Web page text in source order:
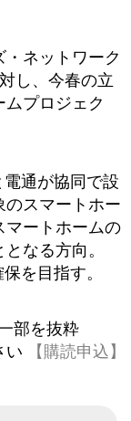
ネットワーク
し、今春の立
プロジェク
通が協同で設
のスマートホー
マートホームの
なる方向。
を目指す。
部を抜粋
い
【購読申込】